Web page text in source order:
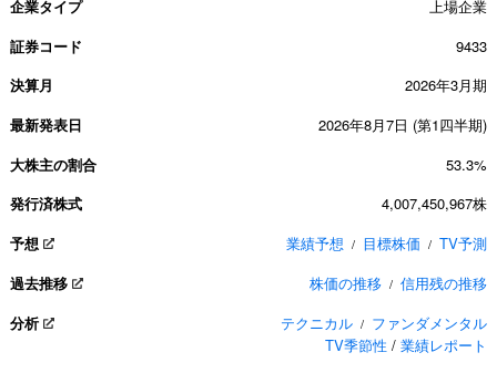
企業タイプ
上場企業
証券コード
9433
決算月
2026年3月期
最新発表日
2026年8月7日 (第1四半期)
大株主の割合
53.3%
発行済株式
4,007,450,967株
予想
業績予想 / 目標株価 / TV予測
過去推移
株価の推移 / 信用残の推移
分析
テクニカル / ファンダメンタル
TV季節性 / 業績レポート